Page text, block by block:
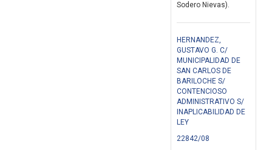
Sodero Nievas).
HERNANDEZ,
GUSTAVO G. C/
MUNICIPALIDAD DE
SAN CARLOS DE
BARILOCHE S/
CONTENCIOSO
ADMINISTRATIVO S/
INAPLICABILIDAD DE
LEY
22842/08